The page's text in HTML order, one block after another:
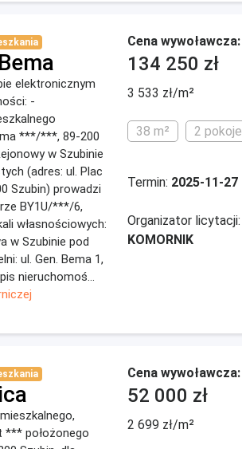
elektronicznym
-
***/***, 89-200
w Szubinie
(adres: ul. Plac
Szubin) prowadzi
BY1U/***/6,
własnościowych:
w Szubinie pod
ul. Gen. Bema 1,
nieruchomoś...
Cena wywoławcza:
134 250 zł
3 533 zł/m²
38 m² 2 pokoje
Termin: 2025-11-27
Organizator licytacji:
KOMORNIK
*** położonego
Cena wywoławcza:
52 000 zł
2 699 zł/m²